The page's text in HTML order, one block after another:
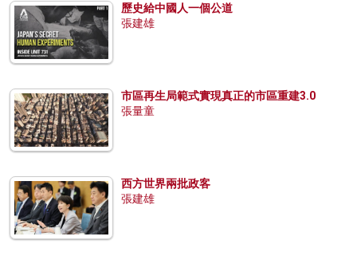
歷史給中國人一個公道
張建雄
市區再生局範式實現真正的市區重建3.0
張量童
西方世界兩批政客
張建雄